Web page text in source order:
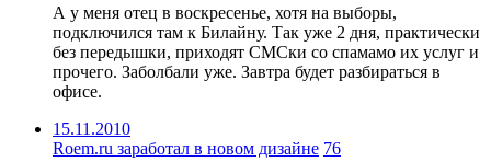
А у меня отец в воскресенье, хотя на выборы,
подключился там к Билайну. Так уже 2 дня, практически
без передышки, приходят СМСки со спамамо их услуг и
прочего. Заболбали уже. Завтра будет разбираться в
офисе.
15.11.2010
Roem.ru заработал в новом дизайне 76